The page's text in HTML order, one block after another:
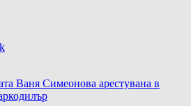
Ваня Симеонова арестувана в